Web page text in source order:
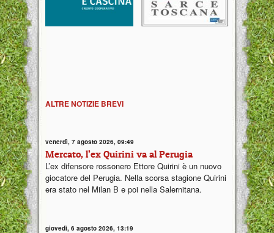
ALTRE NOTIZIE BREVI
venerdì, 7 agosto 2026, 09:49
Mercato, l’ex Quirini va al Perugia
L’ex difensore rossonero Ettore Quirini è un nuovo
giocatore del Perugia. Nella scorsa stagione Quirini
era stato nel Milan B e poi nella Salernitana.
giovedì, 6 agosto 2026, 13:19